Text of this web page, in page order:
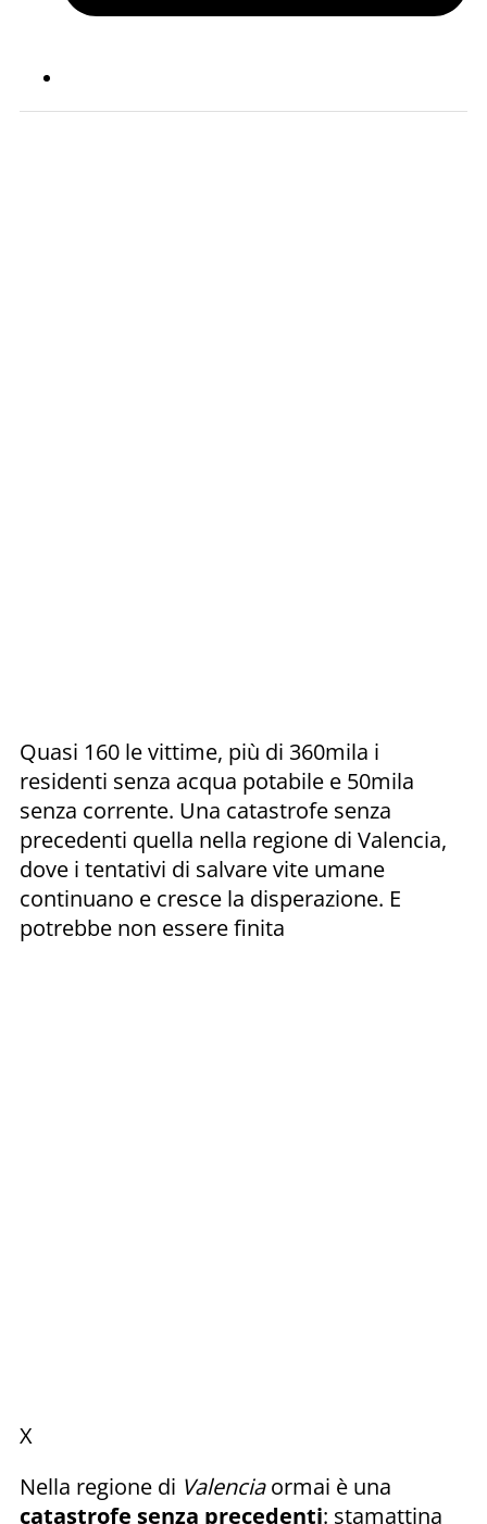
Quasi 160 le vittime, più di 360mila i
residenti senza acqua potabile e 50mila
senza corrente. Una catastrofe senza
precedenti quella nella regione di Valencia,
dove i tentativi di salvare vite umane
continuano e cresce la disperazione. E
potrebbe non essere finita
X
Nella regione di Valenciaormai è una
catastrofe senza precedenti: stamattina